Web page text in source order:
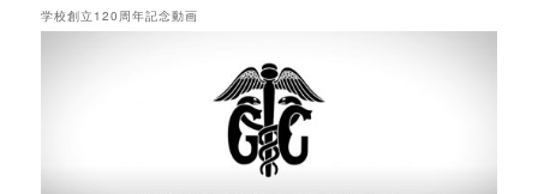
学校創立120周年記念動画